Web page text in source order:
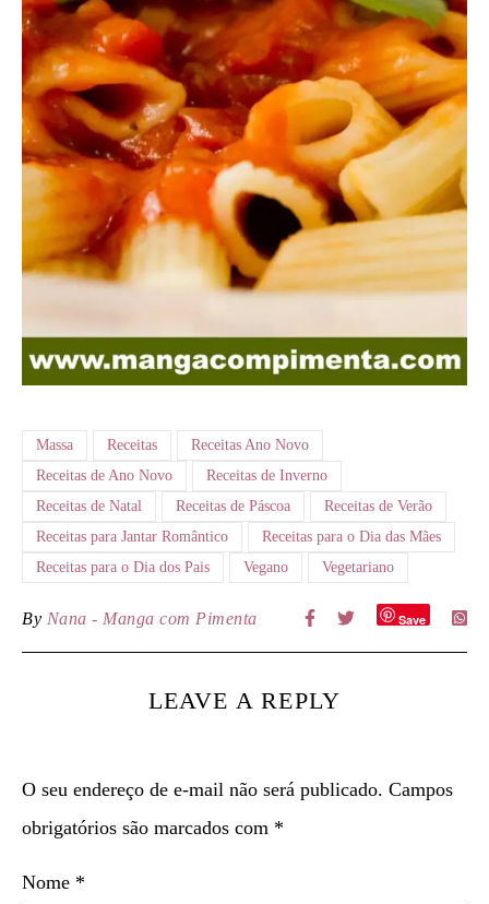
Massa Receitas
Receitas Ano Novo
Receitas de Ano Novo
Receitas de Inverno
Receitas de Natal
Receitas de Páscoa
Receitas de Verão
Receitas para Jantar Romântico
Receitas para o Dia das Mães
Receitas para o Dia dos Pais
Vegano Vegetariano
By Nana - Manga com Pimenta Save
LEAVE A REPLY
O seu endereço de e-mail não será publicado. Campos
obrigatórios são marcados com *
Nome *